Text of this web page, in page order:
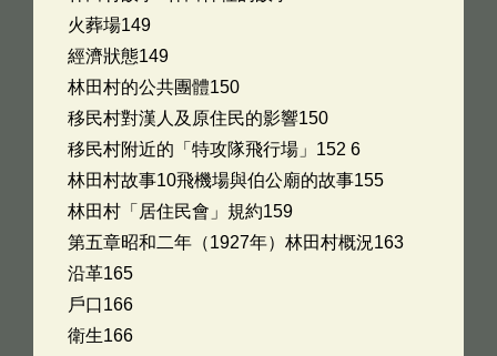
火葬場149
經濟狀態149
林田村的公共團體150
移民村對漢人及原住民的影響150
移民村附近的「特攻隊飛行場」152 6
林田村故事10飛機場與伯公廟的故事155
林田村「居住民會」規約159
第五章昭和二年（1927年）林田村概況163
沿革165
戶口166
衛生166